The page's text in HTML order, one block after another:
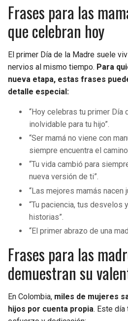
Frases para las
que celebran hoy
El primer Día de la Madre suele
nervios al mismo tiempo. Para
nueva etapa, estas frases
detalle especial:
“Hoy celebras tu primer Día
inolvidable para tu hijo”.
“Ser mamá no viene con
siempre encuentra el
“Tu vida cambió para
nueva versión de ti”.
“Las mejores mamás nacen
“Tu paciencia, tus desvelos
historias”.
“El primer abrazo de una
Frases para las
demuestran su
En Colombia, miles de mujeres
hijos por cuenta propia. Este día